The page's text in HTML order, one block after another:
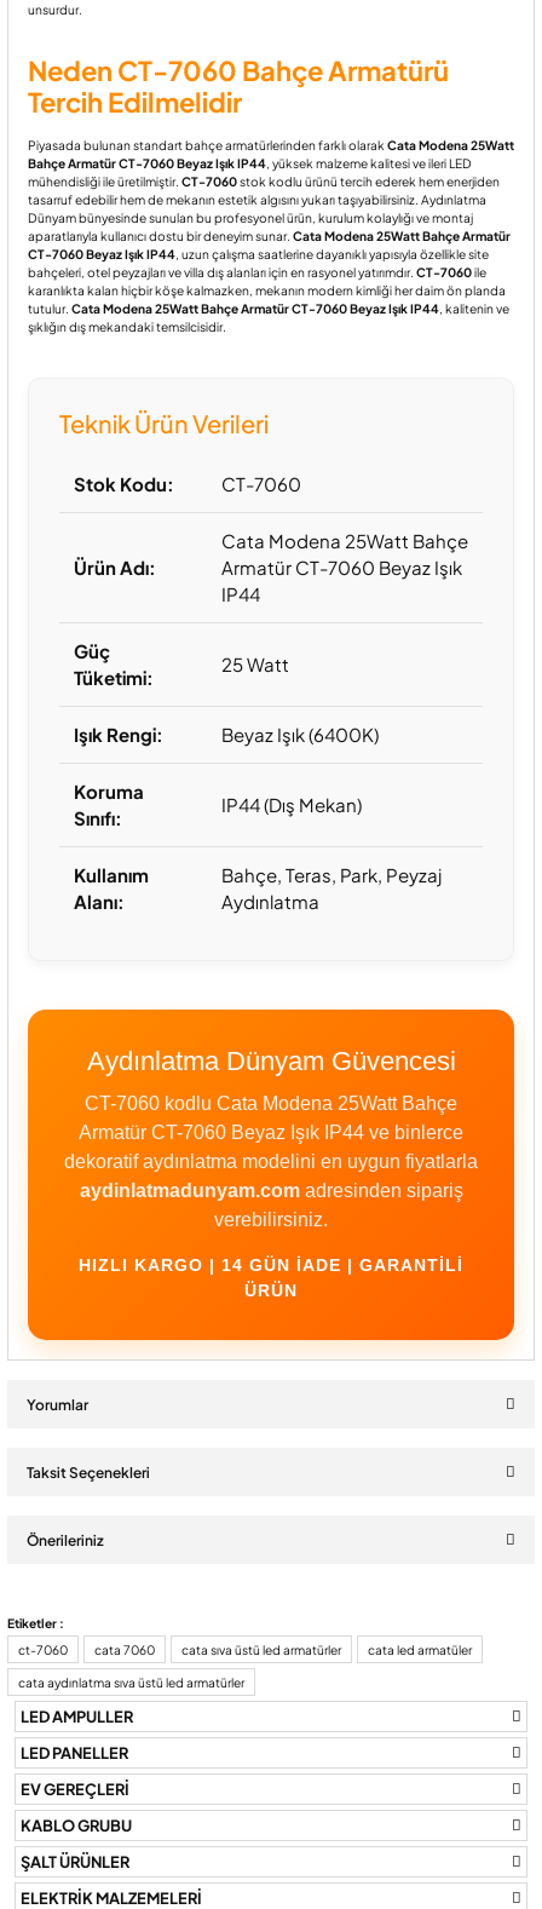
unsurdur.
Neden CT-7060 Bahçe Armatürü
Tercih Edilmelidir
Piyasada bulunan standart bahçe armatürlerinden farklı olarak Cata Modena 25Watt
Bahçe Armatür CT-7060 Beyaz Işık IP44, yüksek malzeme kalitesi ve ileri LED
mühendisliği ile üretilmiştir. CT-7060stok kodlu ürünü tercih ederek hem enerjiden
tasarruf edebilir hem de mekanın estetik algısını yukarı taşıyabilirsiniz. Aydınlatma
Dünyam bünyesinde sunulan bu profesyonel ürün, kurulum kolaylığı ve montaj
aparatlarıyla kullanıcı dostu bir deneyim sunar. Cata Modena 25Watt Bahçe Armatür
CT-7060 Beyaz Işık IP44, uzun çalışma saatlerine dayanıklı yapısıyla özellikle site
bahçeleri, otel peyzajları ve villa dış alanları için en rasyonel yatırımdır. CT-7060ile
karanlıkta kalan hiçbir köşe kalmazken, mekanın modern kimliği her daim ön planda
tutulur. Cata Modena 25Watt Bahçe Armatür CT-7060 Beyaz Işık IP44, kalitenin ve
şıklığın dış mekandaki temsilcisidir.
Teknik Ürün Verileri
Stok Kodu: CT-7060
Ürün Adı:
Cata Modena 25Watt Bahçe
Armatür CT-7060 Beyaz Işık
IP44
Güç
Tüketimi:
25 Watt
Işık Rengi: Beyaz Işık (6400K)
Koruma
Sınıfı:
IP44 (Dış Mekan)
Kullanım
Alanı:
Bahçe, Teras, Park, Peyzaj
Aydınlatma
Aydınlatma Dünyam Güvencesi
CT-7060 kodlu Cata Modena 25Watt Bahçe
Armatür CT-7060 Beyaz Işık IP44 ve binlerce
dekoratif aydınlatma modelini en uygun fiyatlarla
aydinlatmadunyam.comadresinden sipariş
verebilirsiniz.
HIZLI KARGO | 14 GÜN İADE | GARANTILI
ÜRÜN
Yorumlar
Taksit Seçenekleri
Önerileriniz
Bu ürünün fiyat bilgisi, resim, ürün açıklamalarında ve diğer
konularda yetersiz gördüğünüz noktaları öneri formunu kullanarak
tarafımıza iletebilirsiniz.
Görüş ve önerileriniz için teşekkür ederiz.
Ürün resmi kalitesiz, bozuk veya görüntülenemiyor.
Ürün açıklamasında eksik bilgiler bulunuyor.
Ürün bilgilerinde hatalar bulunuyor.
Ürün fiyatı diğer sitelerden daha pahalı.
Bu ürüne benzer farklı alternatifler olmalı.
Etiketler :
ct-7060
cata 7060 cata sıva üstü led armatürler cata led armatüler
cata aydınlatma sıva üstü led armatürler
LED AMPULLER
LED PANELLER
EV GEREÇLERİ
KABLO GRUBU
ŞALT ÜRÜNLER
ELEKTRİK MALZEMELERİ